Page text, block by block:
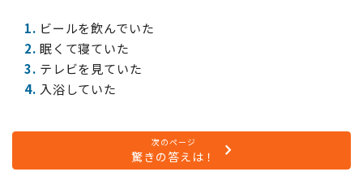
1. ビールを飲んでいた
2. 眠くて寝ていた
3. テレビを見ていた
4. 入浴していた
次のページ
驚きの答えは！